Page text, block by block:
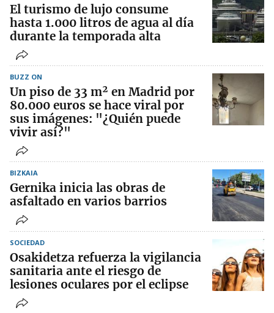
El turismo de lujo consume
hasta 1.000 litros de agua al día
durante la temporada alta
BUZZ ON
Un piso de 33 m² en Madrid por
80.000 euros se hace viral por
sus imágenes: "¿Quién puede
vivir así?"
BIZKAIA
Gernika inicia las obras de
asfaltado en varios barrios
SOCIEDAD
Osakidetza refuerza la vigilancia
sanitaria ante el riesgo de
lesiones oculares por el eclipse